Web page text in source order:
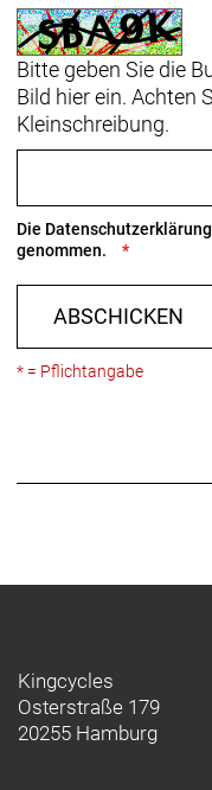
Lock-
Bontrager,
Center Lock-
Freilaufnabe von
Steckachse
Bitte geben Sie die
Bild hier ein. Achten
Kleinschreibung.
Die Datenschutzerklärung
genommen.
ABSCHICKEN
* = Pflichtangabe
Kingcycles
Osterstraße 179
20255 Hamburg